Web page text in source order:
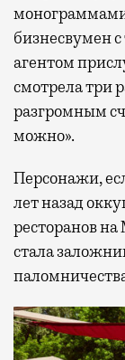
бизнесвумен
агентом
смотрела три
разгромным
можно».
Персонажи,
лет назад
ресторанов
стала